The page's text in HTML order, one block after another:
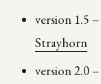
version 1.5 –
Strayhorn
version 2.0 –